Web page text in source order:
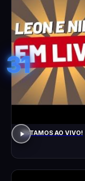
31
ESTAMOS AO VIVO!